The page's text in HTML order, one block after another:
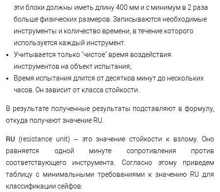
эти блоки должны иметь длину 400 мм и с минимум в 2 раза
больше физических размеров. Записываются необходимые
инструменты и количество времени, в течение которого
используется каждый инструмент.
Учитывается только "чистое" время воздействия
инструментов на объект испытания;
Время испытания длится от десятков минут до нескольких
часов. Он зависит от класса стойкости.
В результате полученные результаты подставляют в формулу,
откуда получают значение RU.
RU (resistance unit) – это значение стойкости к взлому. Оно
равняется одной минуте сопротивления против
соответствующего инструмента. Согласно этому приведем
таблицу с минимальными требованиями к значению RU для
классификации сейфов: